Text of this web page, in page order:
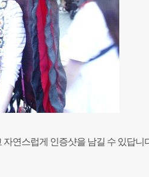
자연스럽게 인증샷을 남길 수 있답니